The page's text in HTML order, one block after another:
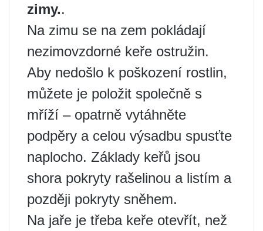
zimy..
Na zimu se na zem pokládají
nezimovzdorné keře ostružin.
Aby nedošlo k poškození rostlin,
můžete je položit společně s
mříží – opatrně vytáhněte
podpěry a celou výsadbu spusťte
naplocho. Základy keřů jsou
shora pokryty rašelinou a listím a
později pokryty sněhem.
Na jaře je třeba keře otevřít, než